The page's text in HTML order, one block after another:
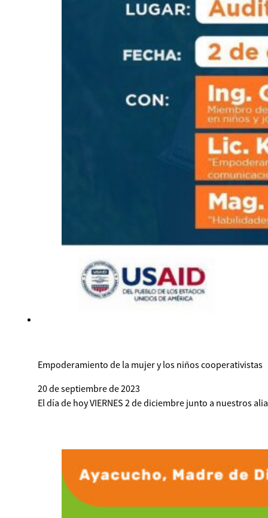
Empoderamiento de la mujer y los niños cooperativistas
20 de septiembre de 2023
El día de hoy VIERNES 2 de diciembre junto a nuestros